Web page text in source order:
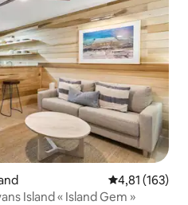
Évaluation
4,81 (163)
Island « Island Gem »